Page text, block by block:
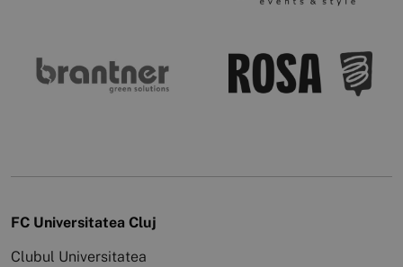
FC Universitatea Cluj
Clubul Universitatea